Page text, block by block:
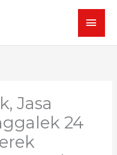
Jasa
24